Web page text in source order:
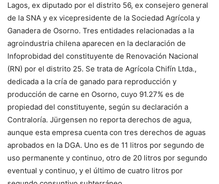
Lagos, ex diputado por el distrito 56, ex consejero general
de la SNA y ex vicepresidente de la Sociedad Agrícola y
Ganadera de Osorno. Tres entidades relacionadas a la
agroindustria chilena aparecen en la declaración de
Infoprobidad del constituyente de Renovación Nacional
(RN) por el distrito 25. Se trata de Agrícola Chifín Ltda.,
dedicada a la cría de ganado para reproducción y
producción de carne en Osorno, cuyo 91.27% es de
propiedad del constituyente, según su declaración a
Contraloría. Jürgensen no reporta derechos de agua,
aunque esta empresa cuenta con tres derechos de aguas
aprobados en la DGA. Uno es de 11 litros por segundo de
uso permanente y continuo, otro de 20 litros por segundo
eventual y continuo, y el último de cuatro litros por